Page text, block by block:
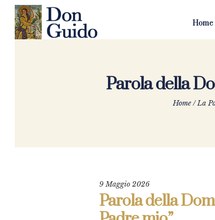
Home
Parola della
Home /La
9 Maggio 2026
Parola della